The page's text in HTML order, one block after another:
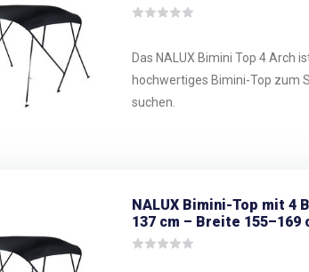
Das NALUX Bimini Top 4 Arch
hochwertiges Bimini-Top zum
suchen.
NALUX Bimini-Top mit 4
137 cm – Breite 155–169